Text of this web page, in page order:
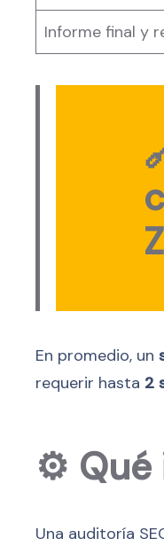
Informe final y
En promedio, un
requerir hasta 2
⚙️
Una auditoría